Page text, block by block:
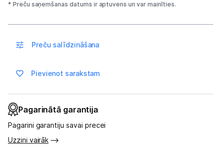
Maizes krāsnis
Multivārāmie katli
Friteri
Vakuuma iepakotāji
Virtuves svari
Ūdens gāzēšanas aparāti
Mazās cepeškrāsnis
* Preču saņemšanas datums ir aptuvens un var mainīties.
Preču salīdzināšana
Pievienot sarakstam
Pagarinātā garantija
Pagarini garantiju savai precei
Uzzini vairāk